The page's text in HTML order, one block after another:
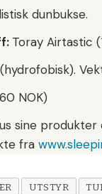
dunbukse.
Toray Airtastic
NOK)
sine
fra
UTSTYR